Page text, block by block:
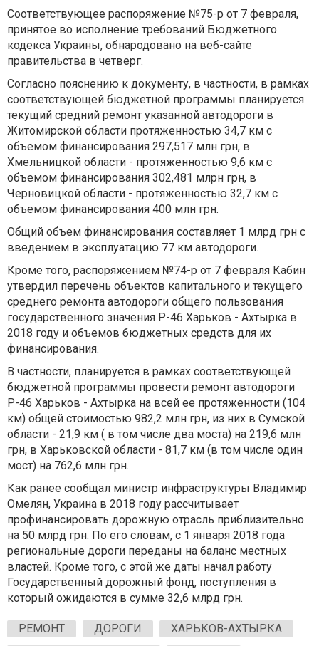
Соответствующее распоряжение №75-р от 7 февраля,
принятое во исполнение требований Бюджетного
кодекса Украины, обнародовано на веб-сайте
правительства в четверг.
Согласно пояснению к документу, в частности, в рамках
соответствующей бюджетной программы планируется
текущий средний ремонт указанной автодороги в
Житомирской области протяженностью 34,7 км с
объемом финансирования 297,517 млн грн, в
Хмельницкой области - протяженностью 9,6 км с
объемом финансирования 302,481 млрн грн, в
Черновицкой области - протяженностью 32,7 км с
объемом финансирования 400 млн грн.
Общий объем финансирования составляет 1 млрд грн с
введением в эксплуатацию 77 км автодороги.
Кроме того, распоряжением №74-р от 7 февраля Кабин
утвердил перечень объектов капитального и текущего
среднего ремонта автодороги общего пользования
государственного значения Р-46 Харьков - Ахтырка в
2018 году и объемов бюджетных средств для их
финансирования.
В частности, планируется в рамках соответствующей
бюджетной программы провести ремонт автодороги
Р-46 Харьков - Ахтырка на всей ее протяженности (104
км) общей стоимостью 982,2 млн грн, из них в Сумской
области - 21,9 км ( в том числе два моста) на 219,6 млн
грн, в Харьковской области - 81,7 км (в том числе один
мост) на 762,6 млн грн.
Как ранее сообщал министр инфраструктуры Владимир
Омелян, Украина в 2018 году рассчитывает
профинансировать дорожную отрасль приблизительно
на 50 млрд грн. По его словам, с 1 января 2018 года
региональные дороги переданы на баланс местных
властей. Кроме того, с этой же даты начал работу
Государственный дорожный фонд, поступления в
который ожидаются в сумме 32,6 млрд грн.
РЕМОНТ ДОРОГИ
ХАРЬКОВ-АХТЫРКА